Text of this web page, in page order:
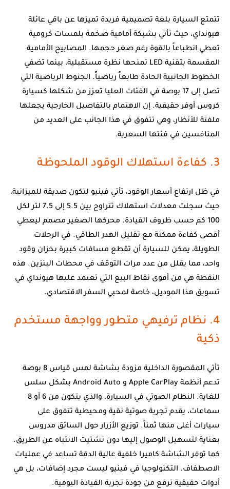
تتمتع السيارة بلغة تصميمية فريدة تميزها عن باقي عائلة
هيونداي، حيث تأتي بشبكة أمامية ضخمة بلمسات كرومية
تعطي انطباعاً بالقوة رغم صغر حجمها. المصابيح الأمامية
المقسمة بتقنية LED تمنحها نظرة مستقبلية، بينما تضفي
الخطوط الجانبية الحادة طابعاً رياضياً. الجنوط الرياضية التي
تصل إلى 17 بوصة في الفئات العليا تعزز من شكلها كسيارة
كروس أوفر حقيقية. إن الاهتمام بالتفاصيل الخارجية يجعلها
ملفتة للأنظار، وهي تتفوق في هذا الجانب على العديد من
المنافسين في فئتها السعرية.
3. كفاءة استهلاك الوقود الملحوظة
في ظل ارتفاع أسعار الوقود، تأتي فينيو لتكون صديقة للميزانية،
حيث سجلت معدلات استهلاك تتراوح بين 5.5 إلى 7.5 لتر لكل
100 كم حسب ظروف القيادة. محركها الصغير مصمم ليعطي
أقصى كفاءة ممكنة مع تقليل الهدر الطاقي. في الرحلات
الطويلة، يمكن للسيارة أن تقطع مسافات كبيرة بخزان وقود
واحد، مما يقلل من عدد مرات التوقف في محطات البنزين. هذه
النقطة هي من أقوى نقاط البيع التي تعتمد عليها هيونداي في
تسويق هذا الموديل، خاصة لمحبي السفر الاقتصادي.
4. نظام ترفيهي متطور وواجهة مستخدم
ذكية
تأتي المقصورة الداخلية مزودة بشاشة لمس قياس 8 بوصة
تدعم أنظمة Apple CarPlay و Android Auto بشكل سلس
للغاية. النظام الصوتي في السيارة، والذي يتكون من 6 أو 8
سماعات، يقدم تجربة صوتية نقية ومحيطية تتفوق على
سيارات أغلى منها ثمناً. توزيع الأزرار حول السائق مدروس
بعناية لتسهيل الوصول إليها دون تشتيت الانتباه عن الطريق.
كما توفر الشاشة كاميرا خلفية عالية الدقة تساعد في عمليات
الاصطفاف. التكنولوجيا في فينيو ليست مجرد إضافات، بل هي
أدوات حقيقية ترفع من جودة تجربة القيادة اليومية.